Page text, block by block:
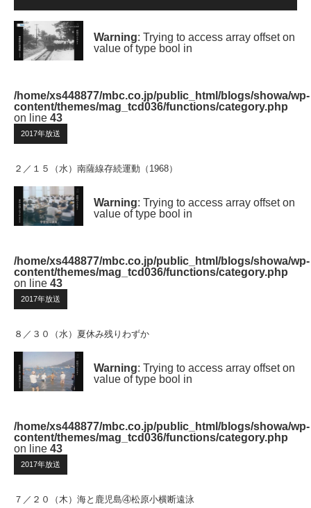
Warning: Trying to access array offset on
value of type bool in
/home/xs448877/mbc.co.jp/public_html/blogs/showa/wp-
content/themes/mag_tcd036/functions/category.php
on line 43
2017年放送
２／１５（水）南薩線存続運動（1968）
Warning: Trying to access array offset on
value of type bool in
/home/xs448877/mbc.co.jp/public_html/blogs/showa/wp-
content/themes/mag_tcd036/functions/category.php
on line 43
2017年放送
８／３０（水）夏休み残りわずか
Warning: Trying to access array offset on
value of type bool in
/home/xs448877/mbc.co.jp/public_html/blogs/showa/wp-
content/themes/mag_tcd036/functions/category.php
on line 43
2017年放送
７／２０（木）海と鹿児島④松原小横断遠泳